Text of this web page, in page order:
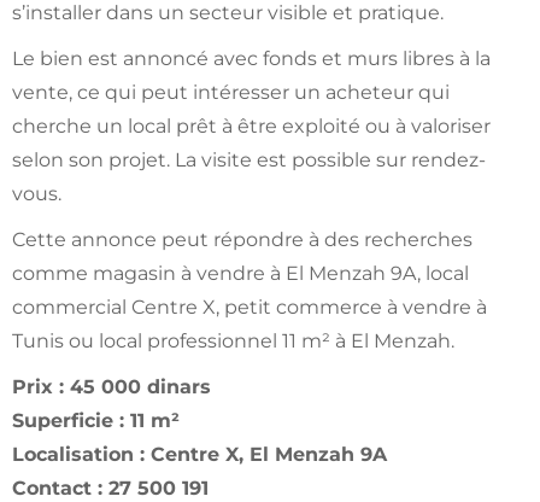
s’installer dans un secteur visible et pratique.
Le bien est annoncé avec fonds et murs libres à la
vente, ce qui peut intéresser un acheteur qui
cherche un local prêt à être exploité ou à valoriser
selon son projet. La visite est possible sur rendez-
vous.
Cette annonce peut répondre à des recherches
comme magasin à vendre à El Menzah 9A, local
commercial Centre X, petit commerce à vendre à
Tunis ou local professionnel 11 m² à El Menzah.
Prix : 45 000 dinars
Superficie : 11 m²
Localisation : Centre X, El Menzah 9A
Contact : 27 500 191